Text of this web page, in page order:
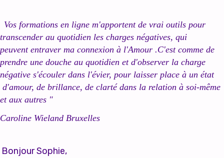
Vos formations en ligne m'apportent de vrai outils pour
transcender au quotidien les charges négatives, qui
peuvent entraver ma connexion à l'Amour .C'est comme de
prendre une douche au quotidien et d'observer la charge
négative s'écouler dans l'évier, pour laisser place à un état
d'amour, de brillance, de clarté dans la relation à soi-même
et aux autres "
Caroline Wieland Bruxelles
Bonjour Sophie,